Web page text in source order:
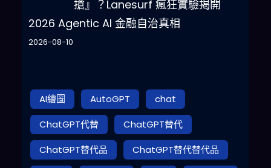
搶』？Lanesurf 瘋狂實驗揭開
2026 Agentic AI 金融自治真相
2026-08-10
AI繪圖 AutoGPT
chat
ChatGPT代替
ChatGPT替代
ChatGPT替代品
ChatGPT替代替代品